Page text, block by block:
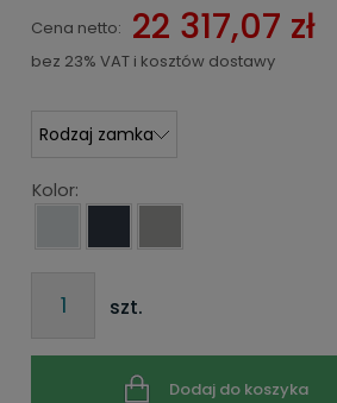
Cena netto: 22 317,07 zł
bez 23% VAT i kosztów dostawy
Kolor:
szt.
Dodaj do koszyka